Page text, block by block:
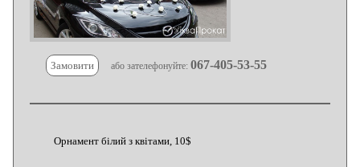
Замовити або зателефонуйте:067-405-53-55
Орнамент білий з квітами, 10$